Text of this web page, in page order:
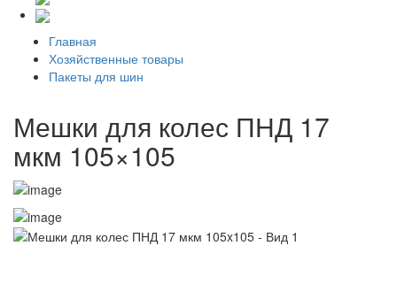
Главная
Хозяйственные товары
Пакеты для шин
Мешки для колес ПНД 17
мкм 105×105